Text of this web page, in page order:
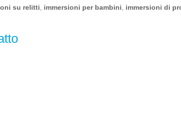
su relitti immersioni per bambini immersioni di